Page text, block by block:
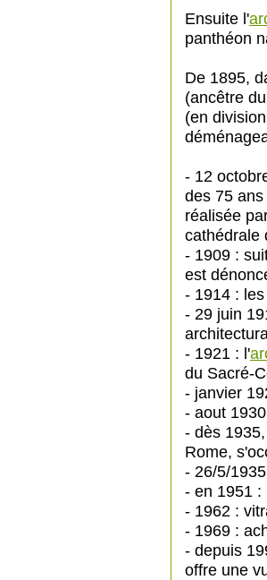
Ensuite l'
panthéon
De 1895,
(ancêtre
(en
- 12
des 75
réalisée
cathédrale
- 1909 :
est
- 1914 :
- 29 juin
- 1921 : l'
du Sacré-
- janvier
- aout
- dès
Rome,
- 26/5/
- en 1951 :
- 1962 :
- 1969 :
- depuis
offre une